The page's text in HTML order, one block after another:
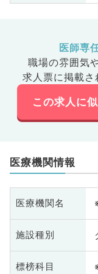
医師専
職場の雰囲気
求人票に掲載さ
この求人に
医療機関情報
医療機関名
施設種別
標榜科目